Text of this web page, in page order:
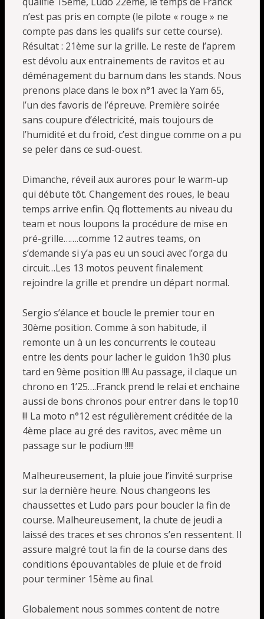
n’est pas pris en compte (le pilote « rouge » ne
compte pas dans les qualifs sur cette course).
Résultat : 21ème sur la grille. Le reste de l’aprem
est dévolu aux entrainements de ravitos et au
déménagement du barnum dans les stands. Nous
prenons place dans le box n°1 avec la Yam 65,
l’un des favoris de l’épreuve. Première soirée
sans coupure d’électricité, mais toujours de
l’humidité et du froid, c’est dingue comme on a pu
se peler dans ce sud-ouest.
Dimanche, réveil aux aurores pour le warm-up
qui débute tôt. Changement des roues, le beau
temps arrive enfin. Qq flottements au niveau du
team et nous loupons la procédure de mise en
pré-grille…….comme 12 autres teams, on
s’demande si y’a pas eu un souci avec l’orga du
circuit…Les 13 motos peuvent finalement
rejoindre la grille et prendre un départ normal.
Sergio s’élance et boucle le premier tour en
30ème position. Comme à son habitude, il
remonte un à un les concurrents le couteau
entre les dents pour lacher le guidon 1h30 plus
tard en 9ème position !!!! Au passage, il claque un
chrono en 1’25….Franck prend le relai et enchaine
aussi de bons chronos pour entrer dans le top10
!!! La moto n°12 est régulièrement créditée de la
4ème place au gré des ravitos, avec même un
passage sur le podium !!!!!
Malheureusement, la pluie joue l’invité surprise
sur la dernière heure. Nous changeons les
chaussettes et Ludo pars pour boucler la fin de
course. Malheureusement, la chute de jeudi a
laissé des traces et ses chronos s’en ressentent. Il
assure malgré tout la fin de la course dans des
conditions épouvantables de pluie et de froid
pour terminer 15ème au final.
Globalement nous sommes content de notre